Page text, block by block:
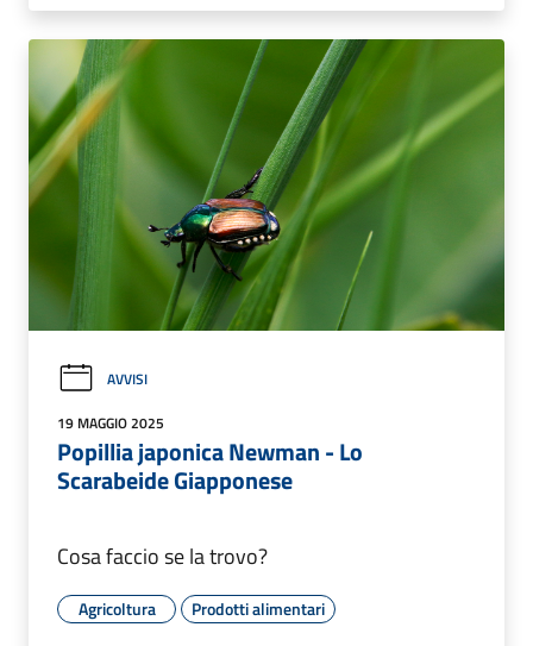
AVVISI
19 MAGGIO 2025
Popillia japonica Newman - Lo
Scarabeide Giapponese
Cosa faccio se la trovo?
Agricoltura Prodotti alimentari